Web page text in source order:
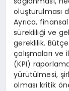
oluşturulması
Ayrıca,
sürekliliği ve
gereklilik.
çalışmaları
(KPI)
yürütülmesi,
olması kritik